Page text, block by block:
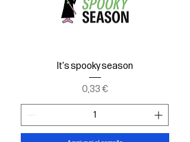
It's spooky season
Prezzo
0,33 €